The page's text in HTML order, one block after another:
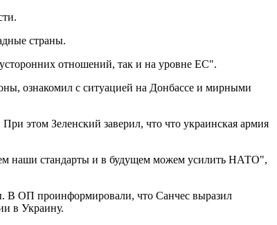
страны.
отношений, так и на уровне ЕС".
ознакомил с ситуацией на Донбассе и мирными
этом Зеленский заверил, что что украинская армия
наши стандарты и в будущем можем усилить НАТО",
В ОП проинформировали, что Санчес выразил
в Украину.